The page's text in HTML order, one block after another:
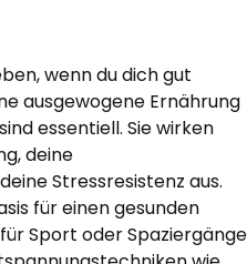
wenn du dich gut
ausgewogene Ernährung
essentiell. Sie wirken
deine
Stressresistenz aus.
für einen gesunden
Sport oder Spaziergänge